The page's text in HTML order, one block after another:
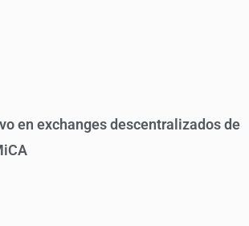
en exchanges descentralizados de